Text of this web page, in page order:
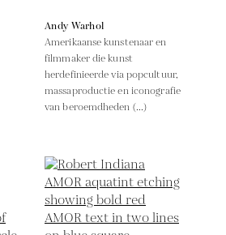
Andy Warhol
Amerikaanse kunstenaar en
filmmaker die kunst
herdefinieerde via popcultuur,
massaproductie en iconografie
van beroemdheden (...)